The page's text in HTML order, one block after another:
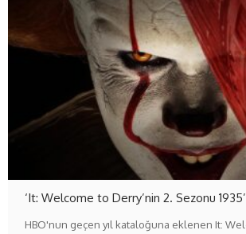
‘It: Welcome to Derry’nin 2. Sezonu
HBO'nun geçen yıl kataloğuna eklenen It: